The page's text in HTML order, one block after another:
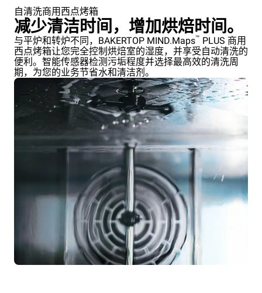
夜间烹饪
自清洗商用西点烤箱
减少清洁时间，增加烘焙时间。
与平炉和转炉不同，BAKERTOP MIND.Maps™ PLUS 商用
西点烤箱让您完全控制烘焙室的湿度，并享受自动清洗的
便利。智能传感器检测污垢程度并选择最高效的清洗周
期，为您的业务节省水和清洁剂。